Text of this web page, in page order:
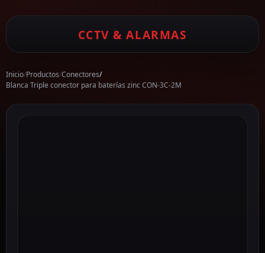
CCTV & ALARMAS
Inicio/Productos/Conectores/
Blanca Triple conector para baterías zinc CON-3C-2M